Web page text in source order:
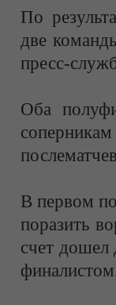
По
две
пресс-
Оба
В первом
поразить
счет